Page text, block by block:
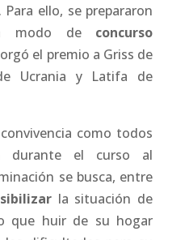
ello, se prepararon
modo de concurso
el premio a Griss de
Ucrania y Latifa de
como todos
durante el curso al
se busca, entre
la situación de
que huir de su hogar